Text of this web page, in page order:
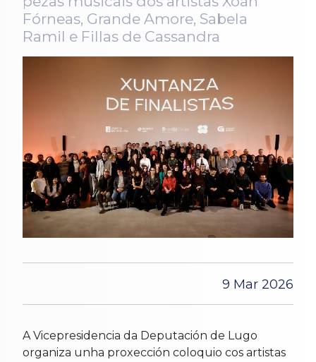
Fórneas, Grande Amore, Sabela
Ramil e Fillas de Cassandra
9 Mar 2026
A Vicepresidencia da Deputación de Lugo
organiza unha proxección coloquio cos artistas